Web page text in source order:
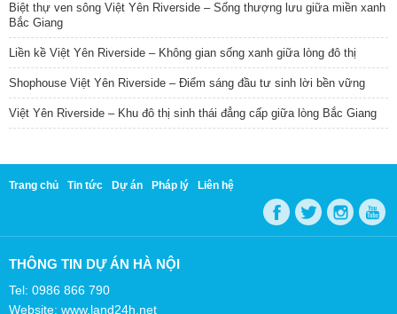
Biệt thự ven sông Việt Yên Riverside – Sống thượng lưu giữa miền xanh
Bắc Giang
Liền kề Việt Yên Riverside – Không gian sống xanh giữa lòng đô thị
Shophouse Việt Yên Riverside – Điểm sáng đầu tư sinh lời bền vững
Việt Yên Riverside – Khu đô thị sinh thái đẳng cấp giữa lòng Bắc Giang
Trang chủ Tin tức Dự án Pháp lý Liên hệ
THÔNG TIN DỰ ÁN HÀ NỘI
Tel: 0986 866 790
Website: www.land24h.net